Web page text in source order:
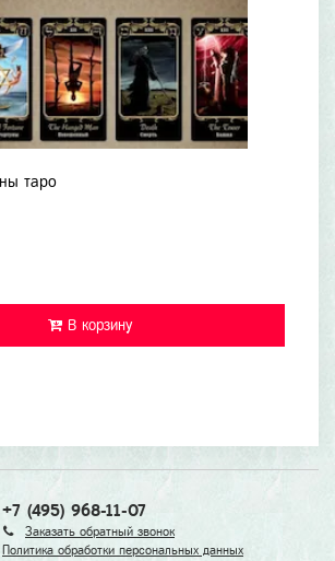
таро
В корзину
+7 (495) 968-11-07
Заказать обратный звонок
Политика обработки персональных данных